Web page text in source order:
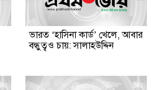
ভারত ‘হাসিনা কার্ড’ খেলে, আবার
বন্ধুত্বও চায়: সালাহউদ্দিন